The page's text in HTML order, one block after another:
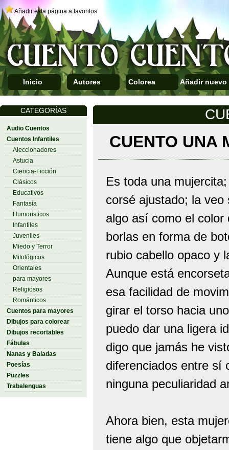
Añadir esta página a favoritos
Inicio Autores Colorea Añadir nuevo
CATEGORÍAS
Audio Cuentos
Cuentos Infantiles
Aleccionadores
Astucia
Ciencia-Ficción
Clásicos
Educativos
Fantasía
Humoristicos
Infantiles
Juveniles
Miedo y Terror
Mitológicos
Orientales
para mayores
Religiosos
Románticos
Cuentos para mayores
Dibujos para colorear
Dibujos recortables
Fábulas
Nanas y Baladas
Poesías
Puzzles
Trabalenguas
CUENTO UNA
Es toda una
corsé ajustado; la
algo así como el color
borlas en forma de
rubio cabello opaco y
Aunque está
esa facilidad de
girar el torso hacia
puedo dar una ligera
digo que jamás he
diferenciados entre sí
ninguna peculiaridad
Ahora bien, esta
tiene algo que